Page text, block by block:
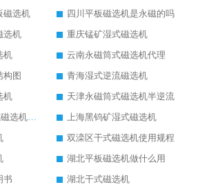
磁选机
四川平板磁选机是永磁的吗
选机
重庆锰矿湿式磁选机
机
云南永磁筒式磁选机代理
构图
青海湿式逆流磁选机
机
天津永磁筒式磁选机半逆流
北京XCTN永磁筒式磁选机磁块位置
上海黑钨矿湿式磁选机
双滦区干式磁选机使用规程
湖北平板磁选机做什么用
书
湖北干式磁选机